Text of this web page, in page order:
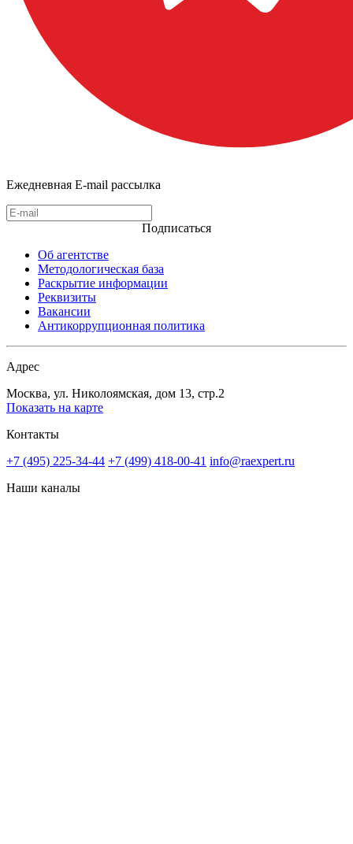
Ежедневная E-mail рассылка
Подписаться
Об агентстве
Методологическая база
Раскрытие информации
Реквизиты
Вакансии
Антикоррупционная политика
Адрес
Москва, ул. Николоямская, дом 13, стр.2
Показать на карте
Контакты
+7 (495) 225-34-44 +7 (499) 418-00-41 info@raexpert.ru
Наши каналы